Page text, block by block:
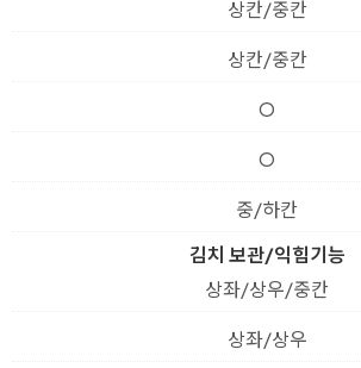
상칸/중칸
상칸/중칸
O
O
중/하칸
김치 보관/익힘기능
상좌/상우/중칸
상좌/상우